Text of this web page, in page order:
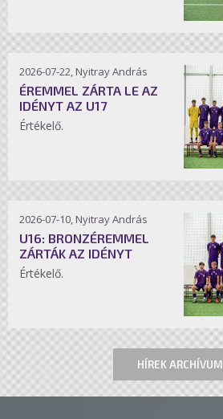
2026-07-22, Nyitray András
ÉREMMEL ZÁRTA LE AZ
IDÉNYT AZ U17
Értékelő.
2026-07-10, Nyitray András
U16: BRONZÉREMMEL
ZÁRTÁK AZ IDÉNYT
Értékelő.
HÍREK ARCHÍVUM